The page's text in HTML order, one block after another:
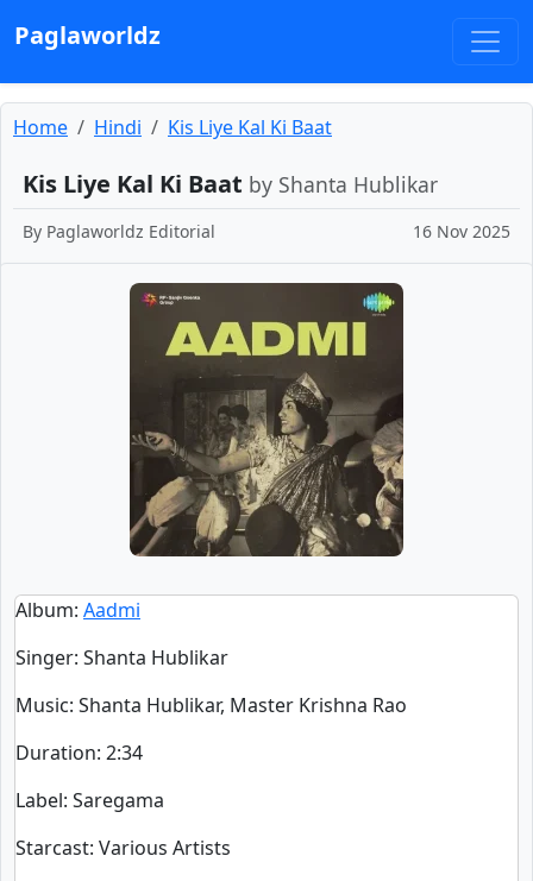
Paglaworldz
Home Hindi Kis Liye Kal Ki Baat
Kis Liye Kal Ki Baat by Shanta Hublikar
By Paglaworldz Editorial 16 Nov 2025
Album: Aadmi
Singer: Shanta Hublikar
Music: Shanta Hublikar, Master Krishna Rao
Duration: 2:34
Label: Saregama
Starcast: Various Artists